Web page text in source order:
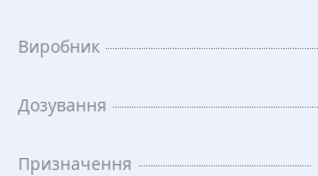
Виробник
Дозування
Призначення